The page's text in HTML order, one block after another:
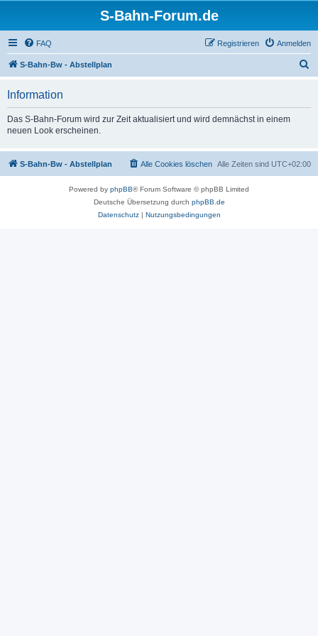
S-Bahn-Forum.de
FAQ Anmelden
Registrieren
S-Bahn-Bw - Abstellplan
Information
Das S-Bahn-Forum wird zur Zeit aktualisiert und wird demnächst in einem
neuen Look erscheinen.
S-Bahn-Bw - Abstellplan Alle Zeiten sind UTC+02:00
Alle Cookies löschen
Powered by phpBB® Forum Software © phpBB Limited
Deutsche Übersetzung durch phpBB.de
Datenschutz| Nutzungsbedingungen